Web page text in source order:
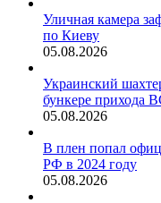
Уличная камера
по Киеву
05.08.2026
Украинский
бункере прихода
05.08.2026
В плен попал
РФ в 2024 году
05.08.2026